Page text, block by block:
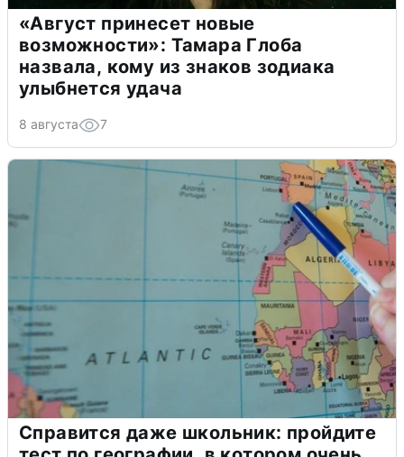
«Август принесет новые
возможности»: Тамара Глоба
назвала, кому из знаков зодиака
улыбнется удача
8 августа 7
Справится даже школьник: пройдите